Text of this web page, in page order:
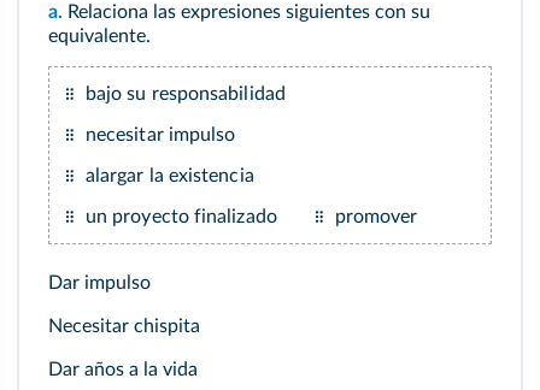
a. Relaciona las expresiones siguientes con su
equivalente.
bajo su responsabilidad
necesitar impulso
alargar la existencia
un proyecto finalizado promover
Dar impulso
Necesitar chispita
Dar años a la vida